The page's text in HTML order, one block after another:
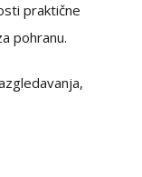
praktične
pohranu.